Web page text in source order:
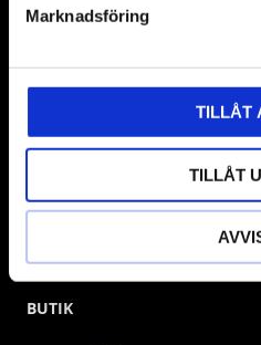
Marknadsföring
TILLÅT
TILLÅT
gärna om vad som helst då vi
BUTIK